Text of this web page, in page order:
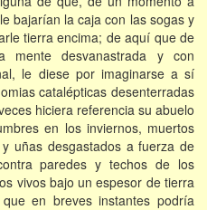
bajarían la caja con las sogas y
tierra encima; de aquí que de
mente desvanastrada y con
le diese por imaginarse a sí
catalépticas desenterradas
hiciera referencia su abuelo
en los inviernos, muertos
uñas desgastados a fuerza de
paredes y techos de los
vivos bajo un espesor de tierra
en breves instantes podría